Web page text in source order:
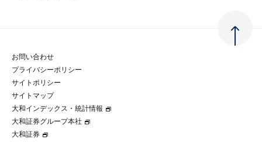
金融経済教育等
コラム
マルチステークホルダー方針
パートナーシップ構築宣言
大和総研の歩み
グループ会社
経験者採用
お問い合わせ
プライバシーポリシー
サイトポリシー
サイトマップ
大和インデックス・統計情報
大和証券グループ本社
大和証券